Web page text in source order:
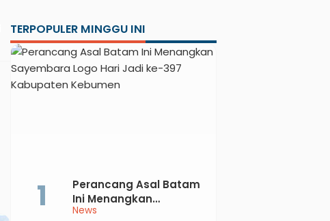
TERPOPULER MINGGU INI
News
Perancang Asal Batam
Ini Menangkan
Sayembara Logo Hari